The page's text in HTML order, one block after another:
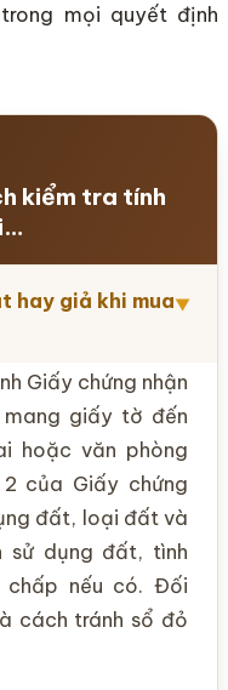
mọi quyết định
kiểm tra tính
hay giả khi mua▼
Giấy chứng nhận
giấy tờ đến
hoặc văn phòng
của Giấy chứng
đất, loại đất và
sử dụng đất, tình
nếu có. Đối
cách tránh sổ đỏ